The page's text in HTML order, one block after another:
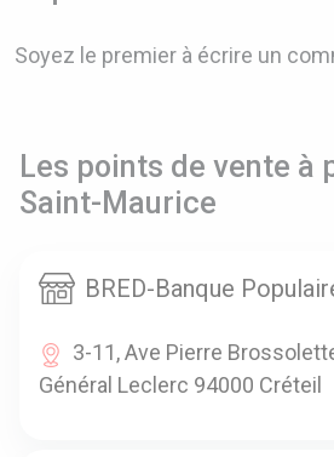
Soyez le premier à écrire un
Les points de vente à
Saint-Maurice
BRED-Banque
3-11, Ave Pierre
Général Leclerc 94000 Créteil